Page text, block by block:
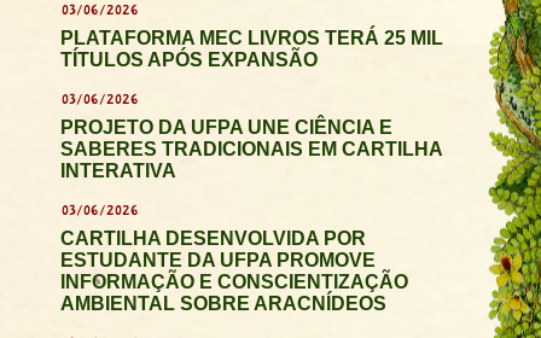
03/06/2026
PLATAFORMA MEC LIVROS TERÁ 25 MIL
TÍTULOS APÓS EXPANSÃO
03/06/2026
PROJETO DA UFPA UNE CIÊNCIA E
SABERES TRADICIONAIS EM CARTILHA
INTERATIVA
03/06/2026
CARTILHA DESENVOLVIDA POR
ESTUDANTE DA UFPA PROMOVE
INFORMAÇÃO E CONSCIENTIZAÇÃO
AMBIENTAL SOBRE ARACNÍDEOS